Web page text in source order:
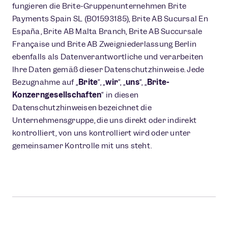
fungieren die Brite-Gruppenunternehmen Brite
Payments Spain SL (B01593185), Brite AB Sucursal En
España, Brite AB Malta Branch, Brite AB Succursale
Française und Brite AB Zweigniederlassung Berlin
ebenfalls als Datenverantwortliche und verarbeiten
Ihre Daten gemäß dieser Datenschutzhinweise. Jede
Bezugnahme auf „Brite“, „wir“, „uns“, „Brite-
Konzerngesellschaften“ in diesen
Datenschutzhinweisen bezeichnet die
Unternehmensgruppe, die uns direkt oder indirekt
kontrolliert, von uns kontrolliert wird oder unter
gemeinsamer Kontrolle mit uns steht.